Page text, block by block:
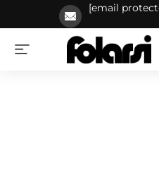
[email